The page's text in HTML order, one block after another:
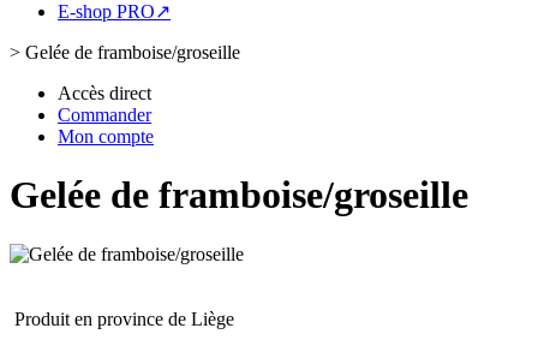
E-shop PRO↗
> Gelée de framboise/groseille
Accès direct
Commander
Mon compte
Gelée de framboise/groseille
Produit en province de Liège